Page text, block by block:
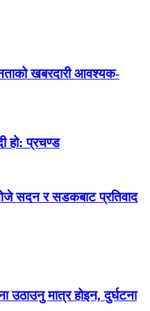
खबरदारी आवश्यक-
हो: प्रचण्ड
सदन र सडकबाट प्रतिवाद
उठाउनु मात्र होइन, दुर्घटना